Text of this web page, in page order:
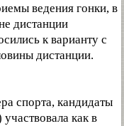
ведения гонки, в
дистанции
к варианту с
дистанции.
спорта, кандидаты
как в